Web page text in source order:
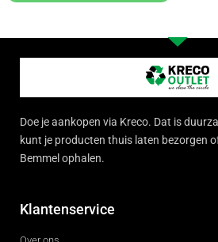
Doe je aankopen via Kreco. Dat is
kunt je producten thuis laten bezorgen
Bemmel ophalen.
Klantenservice